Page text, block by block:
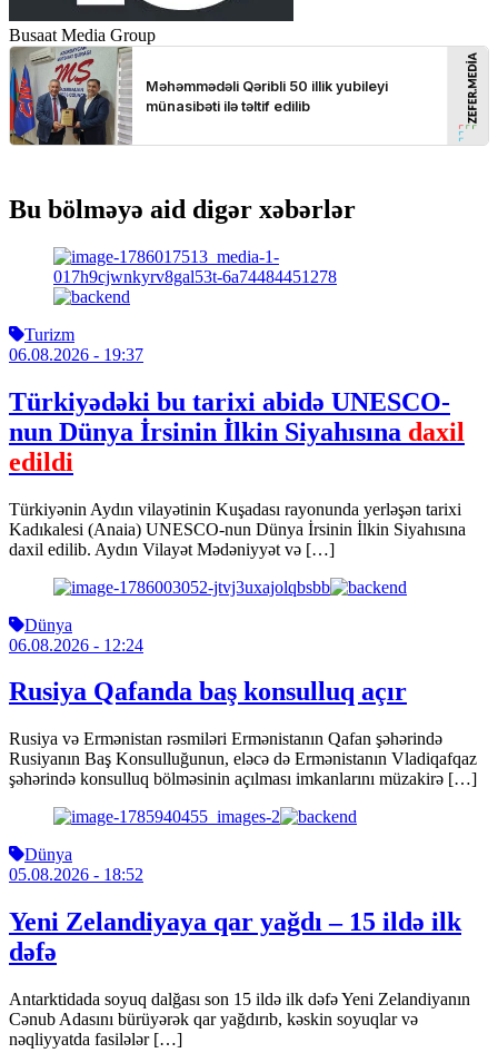
Busaat Media Group
Bu bölməyə aid digər xəbərlər
Turizm
06.08.2026 - 19:37
Türkiyədəki bu tarixi abidə UNESCO-
nun Dünya İrsinin İlkin Siyahısına daxil
edildi
Türkiyənin Aydın vilayətinin Kuşadası rayonunda yerləşən tarixi
Kadıkalesi (Anaia) UNESCO-nun Dünya İrsinin İlkin Siyahısına
daxil edilib. Aydın Vilayət Mədəniyyət və […]
Dünya
06.08.2026 - 12:24
Rusiya Qafanda baş konsulluq açır
Rusiya və Ermənistan rəsmiləri Ermənistanın Qafan şəhərində
Rusiyanın Baş Konsulluğunun, eləcə də Ermənistanın Vladiqafqaz
şəhərində konsulluq bölməsinin açılması imkanlarını müzakirə […]
Dünya
05.08.2026 - 18:52
Yeni Zelandiyaya qar yağdı – 15 ildə ilk
dəfə
Antarktidada soyuq dalğası son 15 ildə ilk dəfə Yeni Zelandiyanın
Cənub Adasını bürüyərək qar yağdırıb, kəskin soyuqlar və
nəqliyyatda fasilələr […]